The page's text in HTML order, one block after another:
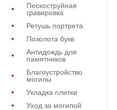
Пескоструйная
гравировка
Ретушь портрета
Позолота букв
Антидождь для
памятников
Благоустройство
могилы
Укладка плитки
Уход за могилой